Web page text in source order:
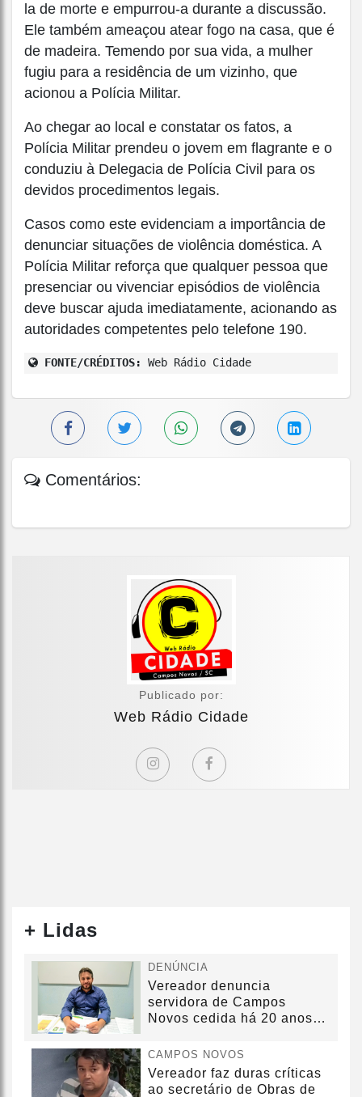
la de morte e empurrou-a durante a discussão.
Ele também ameaçou atear fogo na casa, que é
de madeira. Temendo por sua vida, a mulher
fugiu para a residência de um vizinho, que
acionou a Polícia Militar.
Ao chegar ao local e constatar os fatos, a
Polícia Militar prendeu o jovem em flagrante e o
conduziu à Delegacia de Polícia Civil para os
devidos procedimentos legais.
Casos como este evidenciam a importância de
denunciar situações de violência doméstica. A
Polícia Militar reforça que qualquer pessoa que
presenciar ou vivenciar episódios de violência
deve buscar ajuda imediatamente, acionando as
autoridades competentes pelo telefone 190.
FONTE/CRÉDITOS: Web Rádio Cidade
Comentários:
Publicado por:
Web Rádio Cidade
+ Lidas
DENÚNCIA
Vereador denuncia
servidora de Campos
Novos cedida há 20 anos
CAMPOS NOVOS
Vereador faz duras críticas
ao secretário de Obras de